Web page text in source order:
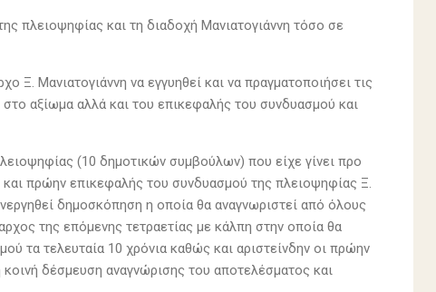
πλειοψηφίας και τη διαδοχή Μανιατογιάννη τόσο σε
Μανιατογιάννη να εγγυηθεί και να πραγματοποιήσει τις
στο αξίωμα αλλά και του επικεφαλής του συνδυασμού και
(10 δημοτικών συμβούλων) που είχε γίνει προ
πρώην επικεφαλής του συνδυασμού της πλειοψηφίας Ξ.
δημοσκόπηση η οποία θα αναγνωριστεί από όλους
της επόμενης τετραετίας με κάλπη στην οποία θα
τα τελευταία 10 χρόνια καθώς και αριστείνδην οι πρώην
δέσμευση αναγνώρισης του αποτελέσματος και